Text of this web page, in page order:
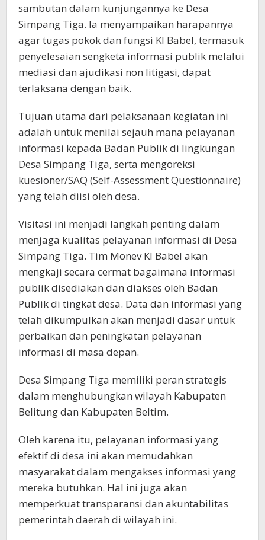
sambutan dalam kunjungannya ke Desa
Simpang Tiga. Ia menyampaikan harapannya
agar tugas pokok dan fungsi KI Babel, termasuk
penyelesaian sengketa informasi publik melalui
mediasi dan ajudikasi non litigasi, dapat
terlaksana dengan baik.
Tujuan utama dari pelaksanaan kegiatan ini
adalah untuk menilai sejauh mana pelayanan
informasi kepada Badan Publik di lingkungan
Desa Simpang Tiga, serta mengoreksi
kuesioner/SAQ (Self-Assessment Questionnaire)
yang telah diisi oleh desa.
Visitasi ini menjadi langkah penting dalam
menjaga kualitas pelayanan informasi di Desa
Simpang Tiga. Tim Monev KI Babel akan
mengkaji secara cermat bagaimana informasi
publik disediakan dan diakses oleh Badan
Publik di tingkat desa. Data dan informasi yang
telah dikumpulkan akan menjadi dasar untuk
perbaikan dan peningkatan pelayanan
informasi di masa depan.
Desa Simpang Tiga memiliki peran strategis
dalam menghubungkan wilayah Kabupaten
Belitung dan Kabupaten Beltim.
Oleh karena itu, pelayanan informasi yang
efektif di desa ini akan memudahkan
masyarakat dalam mengakses informasi yang
mereka butuhkan. Hal ini juga akan
memperkuat transparansi dan akuntabilitas
pemerintah daerah di wilayah ini.